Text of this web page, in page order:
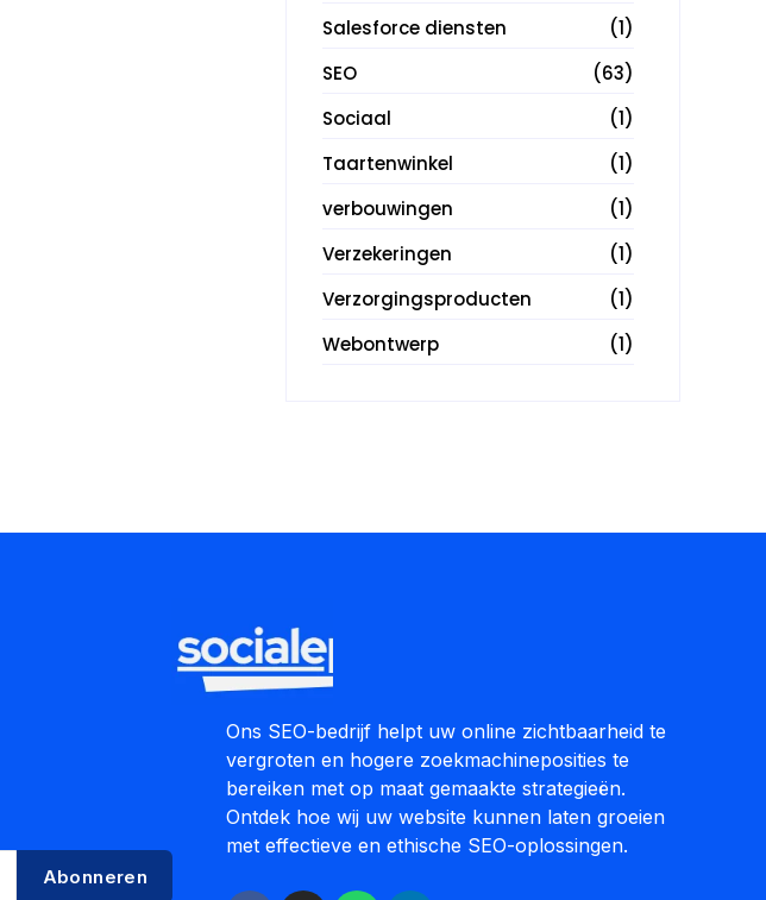
Salesforce diensten
(1)
SEO
(63)
Sociaal
(1)
Taartenwinkel
(1)
verbouwingen
(1)
Verzekeringen
(1)
Verzorgingsproducten
(1)
Webontwerp
(1)
Abonneren
Ons SEO-bedrijf helpt uw online zichtbaarheid te
vergroten en hogere zoekmachineposities te
bereiken met op maat gemaakte strategieën.
Ontdek hoe wij uw website kunnen laten groeien
met effectieve en ethische SEO-oplossingen.